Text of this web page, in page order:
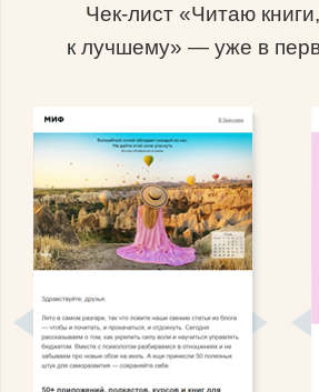
Чек-лист «Читаю
к лучшему» — уже в